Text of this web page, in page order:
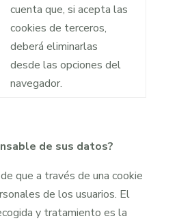
cuenta que, si acepta las
cookies de terceros,
deberá eliminarlas
desde las opciones del
navegador.
de sus datos?
que a través de una cookie
de los usuarios. El
y tratamiento es la